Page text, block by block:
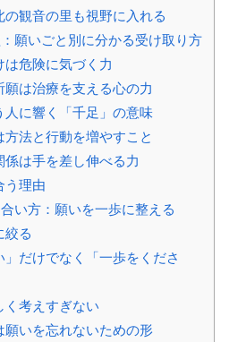
観音の里も視野に入れる
願いごと別に分かる受け取り方
は危険に気づく力
は治療を支える心の力
人に響く「千足」の意味
法と行動を増やすこと
係は手を差し伸べる力
う理由
い方：願いを一歩に整える
絞る
」だけでなく「一歩をくださ
く考えすぎない
願いを忘れないための形